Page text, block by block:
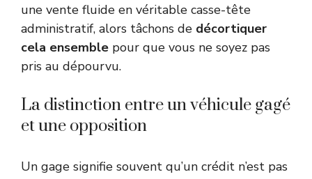
une vente fluide en véritable casse-tête
administratif, alors tâchons de décortiquer
cela ensemble pour que vous ne soyez pas
pris au dépourvu.
La distinction entre un véhicule gagé
et une opposition
Un gage signifie souvent qu’un crédit n’est pas